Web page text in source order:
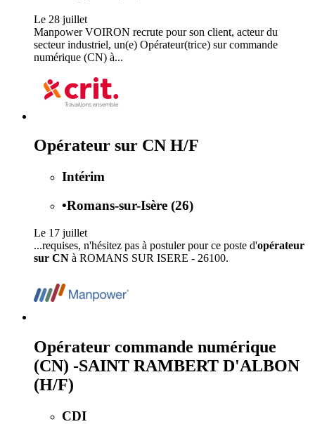
Le 28 juillet
Manpower VOIRON recrute pour son client, acteur du
secteur industriel, un(e) Opérateur(trice) sur commande
numérique (CN) à...
Opérateur sur CN H/F
Intérim
•Romans-sur-Isère (26)
Le 17 juillet
...requises, n'hésitez pas à postuler pour ce poste d'opérateur
sur CN à ROMANS SUR ISERE - 26100.
Opérateur commande numérique
(CN) -SAINT RAMBERT D'ALBON
(H/F)
CDI